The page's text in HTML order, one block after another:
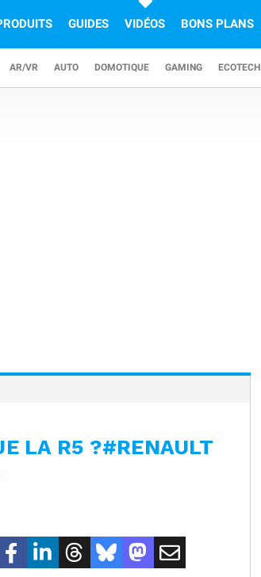
GUIDES VIDÉOS BONS PLANS
AR/VR AUTO DOMOTIQUE GAMING ECOTECH
LA R5 ?#RENAULT